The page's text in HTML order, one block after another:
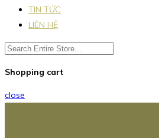
TIN TỨC
LIÊN HỆ
Shopping cart
close